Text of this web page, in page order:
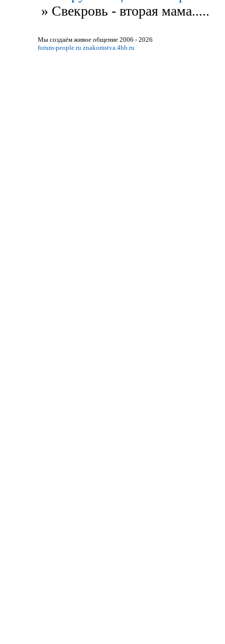
» Свекровь - вторая мама.....
Мы создаём живое общение 2006 - 2026
forum-people.ru znakomstva.4bb.ru